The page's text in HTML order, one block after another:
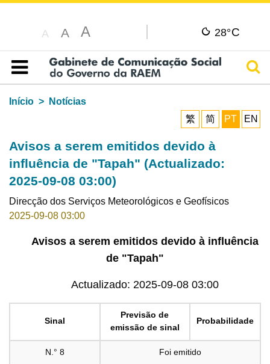
A A A 28°C
Índice
Início
Notícias
繁
简 PT EN
Avisos a serem emitidos devido à
influência de "Tapah" (Actualizado:
2025-09-08 03:00)
Direcção dos Serviços Meteorológicos e Geofísicos
2025-09-08 03:00
Avisos a serem emitidos devido à influência
de "Tapah"
Actualizado: 2025-09-08 03:00
Sinal
Previsão de
emissão de sinal
Probabilidade
N.° 8 Foi emitido